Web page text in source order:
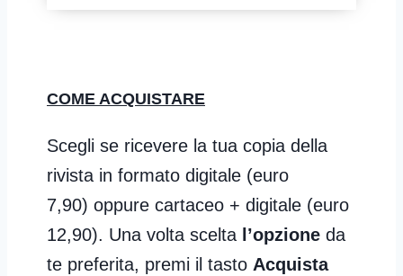
Coach?
COME ACQUISTARE
Scegli se ricevere la tua copia della
rivista in formato digitale (euro
7,90) oppure cartaceo + digitale (euro
12,90). Una volta scelta l’opzione da
te preferita, premi il tasto Acquista